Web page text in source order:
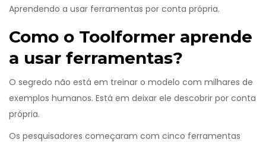
Aprendendo a usar ferramentas por conta própria.
Como o Toolformer aprende
a usar ferramentas?
O segredo não está em treinar o modelo com milhares de
exemplos humanos. Está em deixar ele descobrir por conta
própria.
Os pesquisadores começaram com cinco ferramentas